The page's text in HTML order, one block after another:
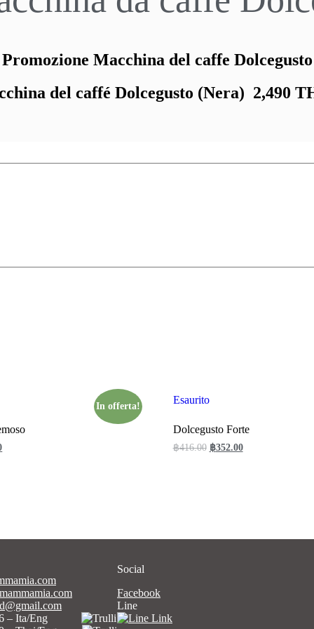
Promozione Macchina del caffe Dolcegusto
del caffé Dolcegusto (Nera) 2,490
In offerta!
Esaurito
Dolcegusto Forte
฿416.00 ฿352.00
– Ita/Eng
Social
Facebook
Line